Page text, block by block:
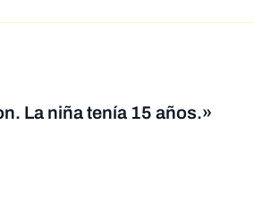
La niña tenía 15 años.»